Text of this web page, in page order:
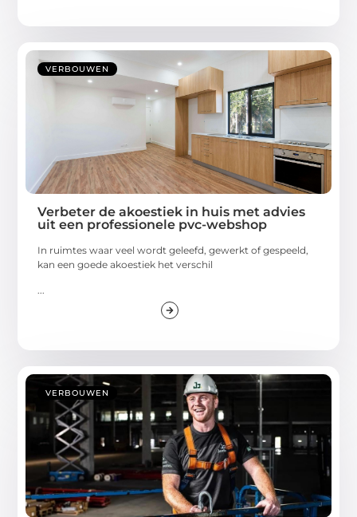
VERBOUWEN
Verbeter de akoestiek in huis met advies
uit een professionele pvc-webshop
In ruimtes waar veel wordt geleefd, gewerkt of gespeeld,
kan een goede akoestiek het verschil
...
VERBOUWEN